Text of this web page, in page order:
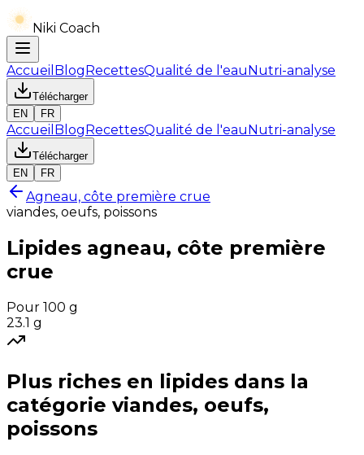
Niki Coach
Accueil BlogRecettesQualité de l'eauNutri-analyse
Télécharger
EN
FR
Accueil BlogRecettesQualité de l'eauNutri-analyse
Télécharger
EN
FR
Agneau, côte première crue
viandes, oeufs, poissons
Lipides agneau, côte première
crue
Pour 100 g
23.1 g
Plus riches en lipides dans la
catégorie viandes, oeufs,
poissons